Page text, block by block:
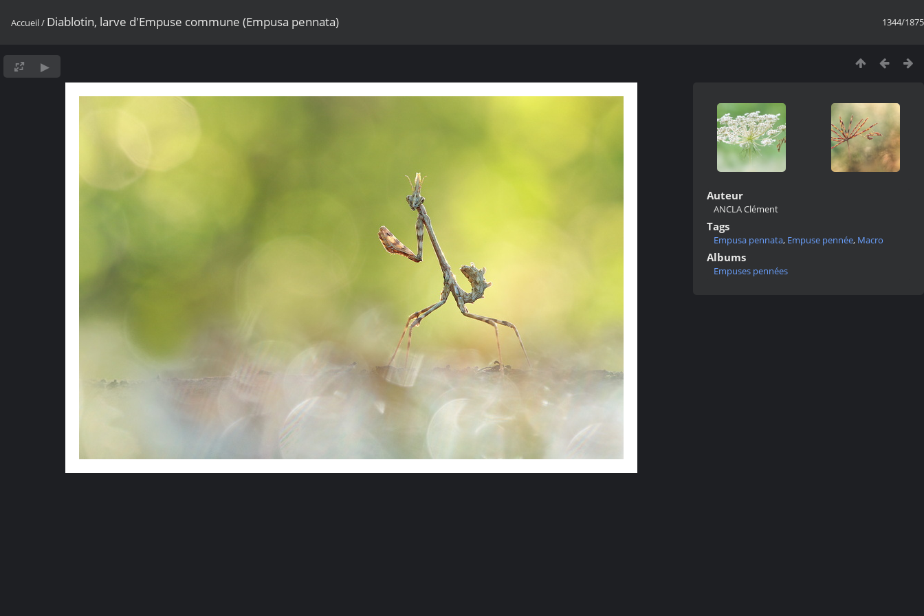
1344/1875
Accueil/ Diablotin, larve d'Empuse commune (Empusa pennata)
Auteur
ANCLA Clément
Tags
Empusa pennata, Empuse pennée, Macro
Albums
Empuses pennées